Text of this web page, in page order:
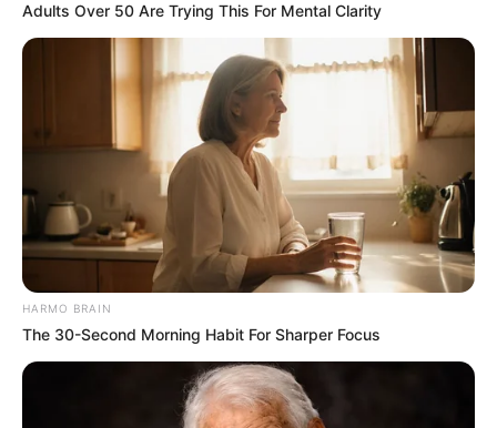
TULIS KOMENTAR
Alamat email Anda tidak akan dipublikasikan. Ruas yang wajib ditandai
Adults Over 50 Are Trying This For Mental Clarity
HARMO BRAIN
The 30-Second Morning Habit For Sharper Focus